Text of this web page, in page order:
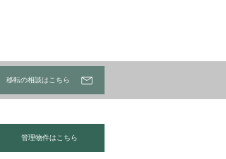
移転の相談はこちら
管理物件はこちら